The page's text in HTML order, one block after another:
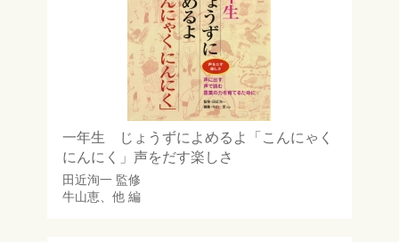
一年生 じょうずによめるよ「こんにゃく
にんにく」声をだす楽しさ
田近洵一監修
牛山恵、他 編